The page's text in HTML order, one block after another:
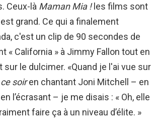
Ceux-là Maman Mia !les films sont
grand. Ce qui a finalement
c'est un clip de 90 secondes de
« California » à Jimmy Fallon tout en
le dulcimer. «Quand je l'ai vue sur
soiren chantant Joni Mitchell – en
l’écrasant – je me disais : « Oh, elle
faire ça à un niveau d’élite. »